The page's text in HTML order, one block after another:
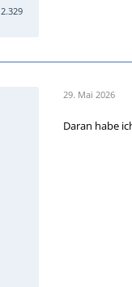
2.329
29. Mai 2026
Daran habe